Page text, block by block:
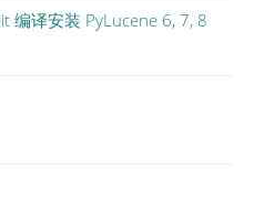
编译安装 PyLucene 6, 7, 8